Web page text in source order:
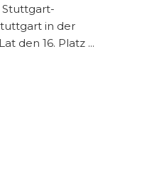
in der
den 16. Platz